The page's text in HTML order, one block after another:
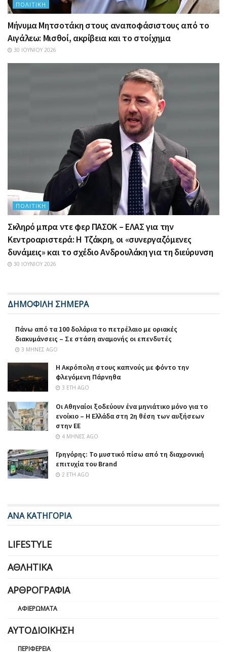
ΠΟΛΙΤΙΚΉ
Μήνυμα Μητσοτάκη στους αναποφάσιστους από το
Αιγάλεω: Μισθοί, ακρίβεια και το στοίχημα
30 ΙΟΥΝΊΟΥ 2026
ΠΟΛΙΤΙΚΉ
Σκληρό μπρα ντε φερ ΠΑΣΟΚ – ΕΛΑΣ για την
Κεντροαριστερά: Η Τζάκρη, οι «συνεργαζόμενες
δυνάμεις» και το σχέδιο Ανδρουλάκη για τη διεύρυνση
30 ΙΟΥΝΊΟΥ 2026
ΔΗΜΟΦΙΛΗ ΣΗΜΕΡΑ
Πάνω από τα 100 δολάρια το πετρέλαιο με οριακές
διακυμάνσεις – Σε στάση αναμονής οι επενδυτές
3 ΜΉΝΕΣ AGO
Η Ακρόπολη στους καπνούς με φόντο την
φλεγόμενη Πάρνηθα
3 ΈΤΗ AGO
Οι Αθηναίοι ξοδεύουν ένα μηνιάτικο μόνο για το
ενοίκιο – Η Ελλάδα στη 2η θέση των αυξήσεων
στην ΕΕ
4 ΜΉΝΕΣ AGO
Γρηγόρης: Το μυστικό πίσω από τη διαχρονική
επιτυχία του Brand
2 ΈΤΗ AGO
ΑΝΑ ΚΑΤΗΓΟΡΙΑ
LIFESTYLE
ΑΘΛΗΤΙΚΆ
ΑΡΘΡΟΓΡΑΦΊΑ
ΑΦΙΕΡΏΜΑΤΑ
ΑΥΤΟΔΙΟΊΚΗΣΗ
ΠΕΡΙΦΈΡΕΙΑ